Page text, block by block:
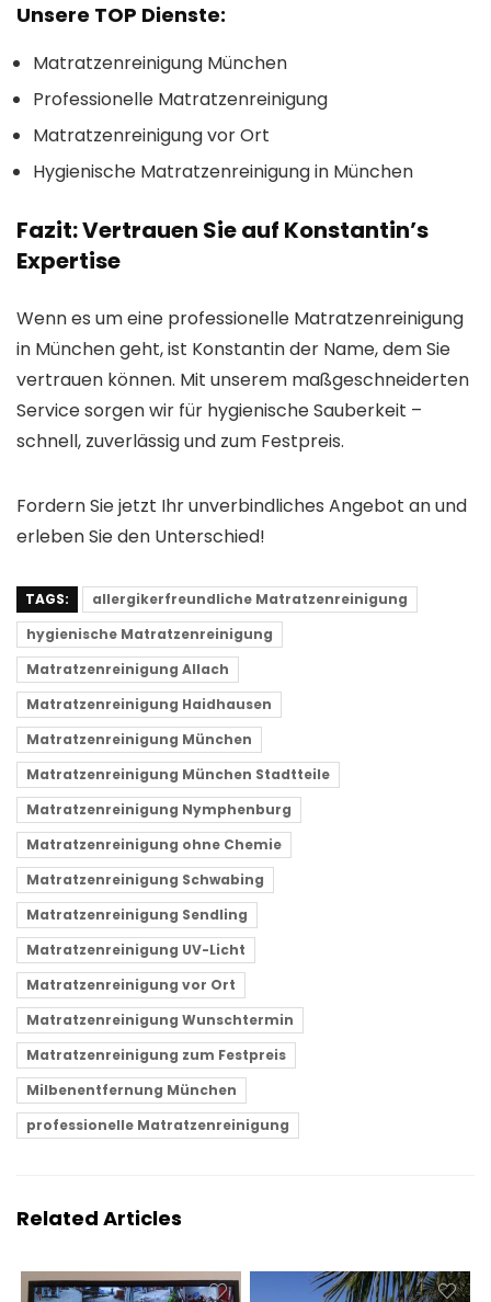
Unsere TOP Dienste:
Matratzenreinigung München
Professionelle Matratzenreinigung
Matratzenreinigung vor Ort
Hygienische Matratzenreinigung in München
Fazit: Vertrauen Sie auf Konstantin’s
Expertise
Wenn es um eine professionelle Matratzenreinigung
in München geht, ist Konstantin der Name, dem Sie
vertrauen können. Mit unserem maßgeschneiderten
Service sorgen wir für hygienische Sauberkeit –
schnell, zuverlässig und zum Festpreis.
Fordern Sie jetzt Ihr unverbindliches Angebot an und
erleben Sie den Unterschied!
TAGS:
allergikerfreundliche Matratzenreinigung
hygienische Matratzenreinigung
Matratzenreinigung Allach
Matratzenreinigung Haidhausen
Matratzenreinigung München
Matratzenreinigung München Stadtteile
Matratzenreinigung Nymphenburg
Matratzenreinigung ohne Chemie
Matratzenreinigung Schwabing
Matratzenreinigung Sendling
Matratzenreinigung UV-Licht
Matratzenreinigung vor Ort
Matratzenreinigung Wunschtermin
Matratzenreinigung zum Festpreis
Milbenentfernung München
professionelle Matratzenreinigung
Related Articles